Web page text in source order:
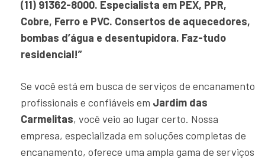
(11) 91362-8000. Especialista em PEX, PPR,
Cobre, Ferro e PVC. Consertos de aquecedores,
bombas d’água e desentupidora. Faz-tudo
residencial!”
Se você está em busca de serviços de encanamento
profissionais e confiáveis em Jardim das
Carmelitas, você veio ao lugar certo. Nossa
empresa, especializada em soluções completas de
encanamento, oferece uma ampla gama de serviços